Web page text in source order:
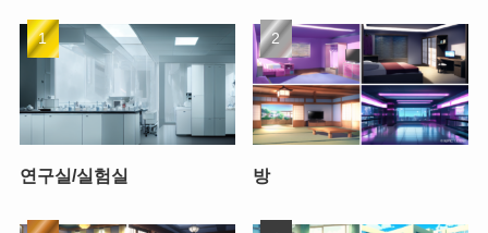
연구실/실험실 방